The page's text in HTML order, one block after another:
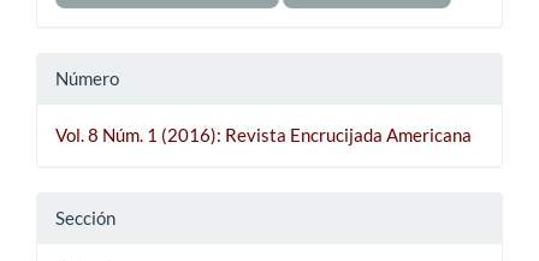
Número
Vol. 8 Núm. 1 (2016): Revista Encrucijada Americana
Sección